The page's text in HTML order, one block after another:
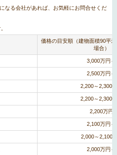
なる会社があれば、お気軽にお問合せくだ
価格の目安順（建物面積90平
場合）
3,000万円～
2,500万円～
2,200～2,300
2,200～2,300
2,200万円
2,100万円～
2,000～2,100
2,000万円～